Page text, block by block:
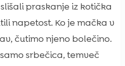
praskanje iz kotička
napetost. Ko je mačka v
čutimo njeno bolečino.
srbečica, temveč